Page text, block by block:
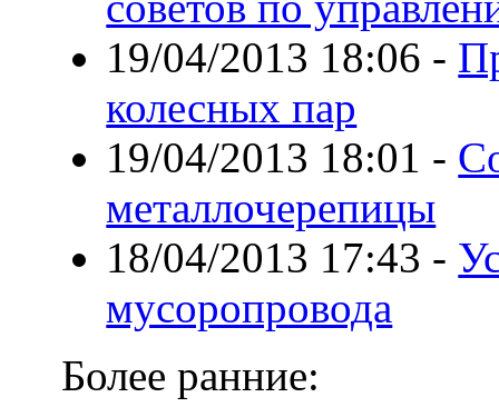
19/04/2013 18:06 -
колесных пар
19/04/2013 18:01 -
металлочерепицы
18/04/2013 17:43 -
мусоропровода
Более ранние: